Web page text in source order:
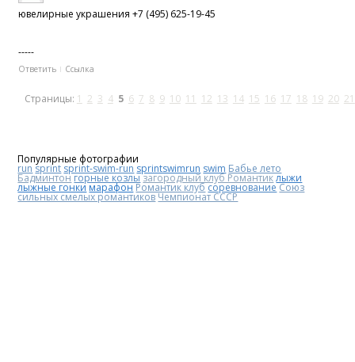
ювелирные украшения +7 (495) 625-19-45
-----
Ответить Ссылка
Страницы: 1 2 3 4 5 6 7 8 9 10 11 12 13 14 15 16 17 18 19 20 21
Популярные фотографии
run sprint sprint-swim-run sprintswimrun swim Бабье лето
Бадминтонгорные козлы загородный клуб Романтиклыжи
лыжные гонки марафонРомантик клубсоревнованиеСоюз
сильных смелых романтиковЧемпионат СССР